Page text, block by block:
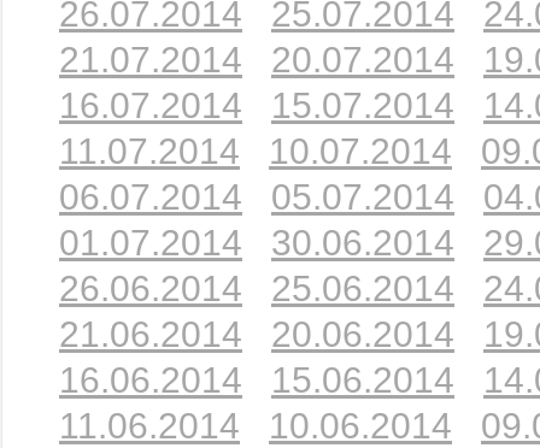
26.07.2014
25.07.2014
21.07.2014
20.07.2014
16.07.2014
15.07.2014
11.07.2014
10.07.2014
06.07.2014
05.07.2014
01.07.2014
30.06.2014
26.06.2014
25.06.2014
21.06.2014
20.06.2014
16.06.2014
15.06.2014
11.06.2014
10.06.2014